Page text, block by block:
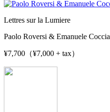
Lettres sur la Lumiere
Paolo Roversi & Emanuele Coccia
¥7,700（¥7,000 + tax）